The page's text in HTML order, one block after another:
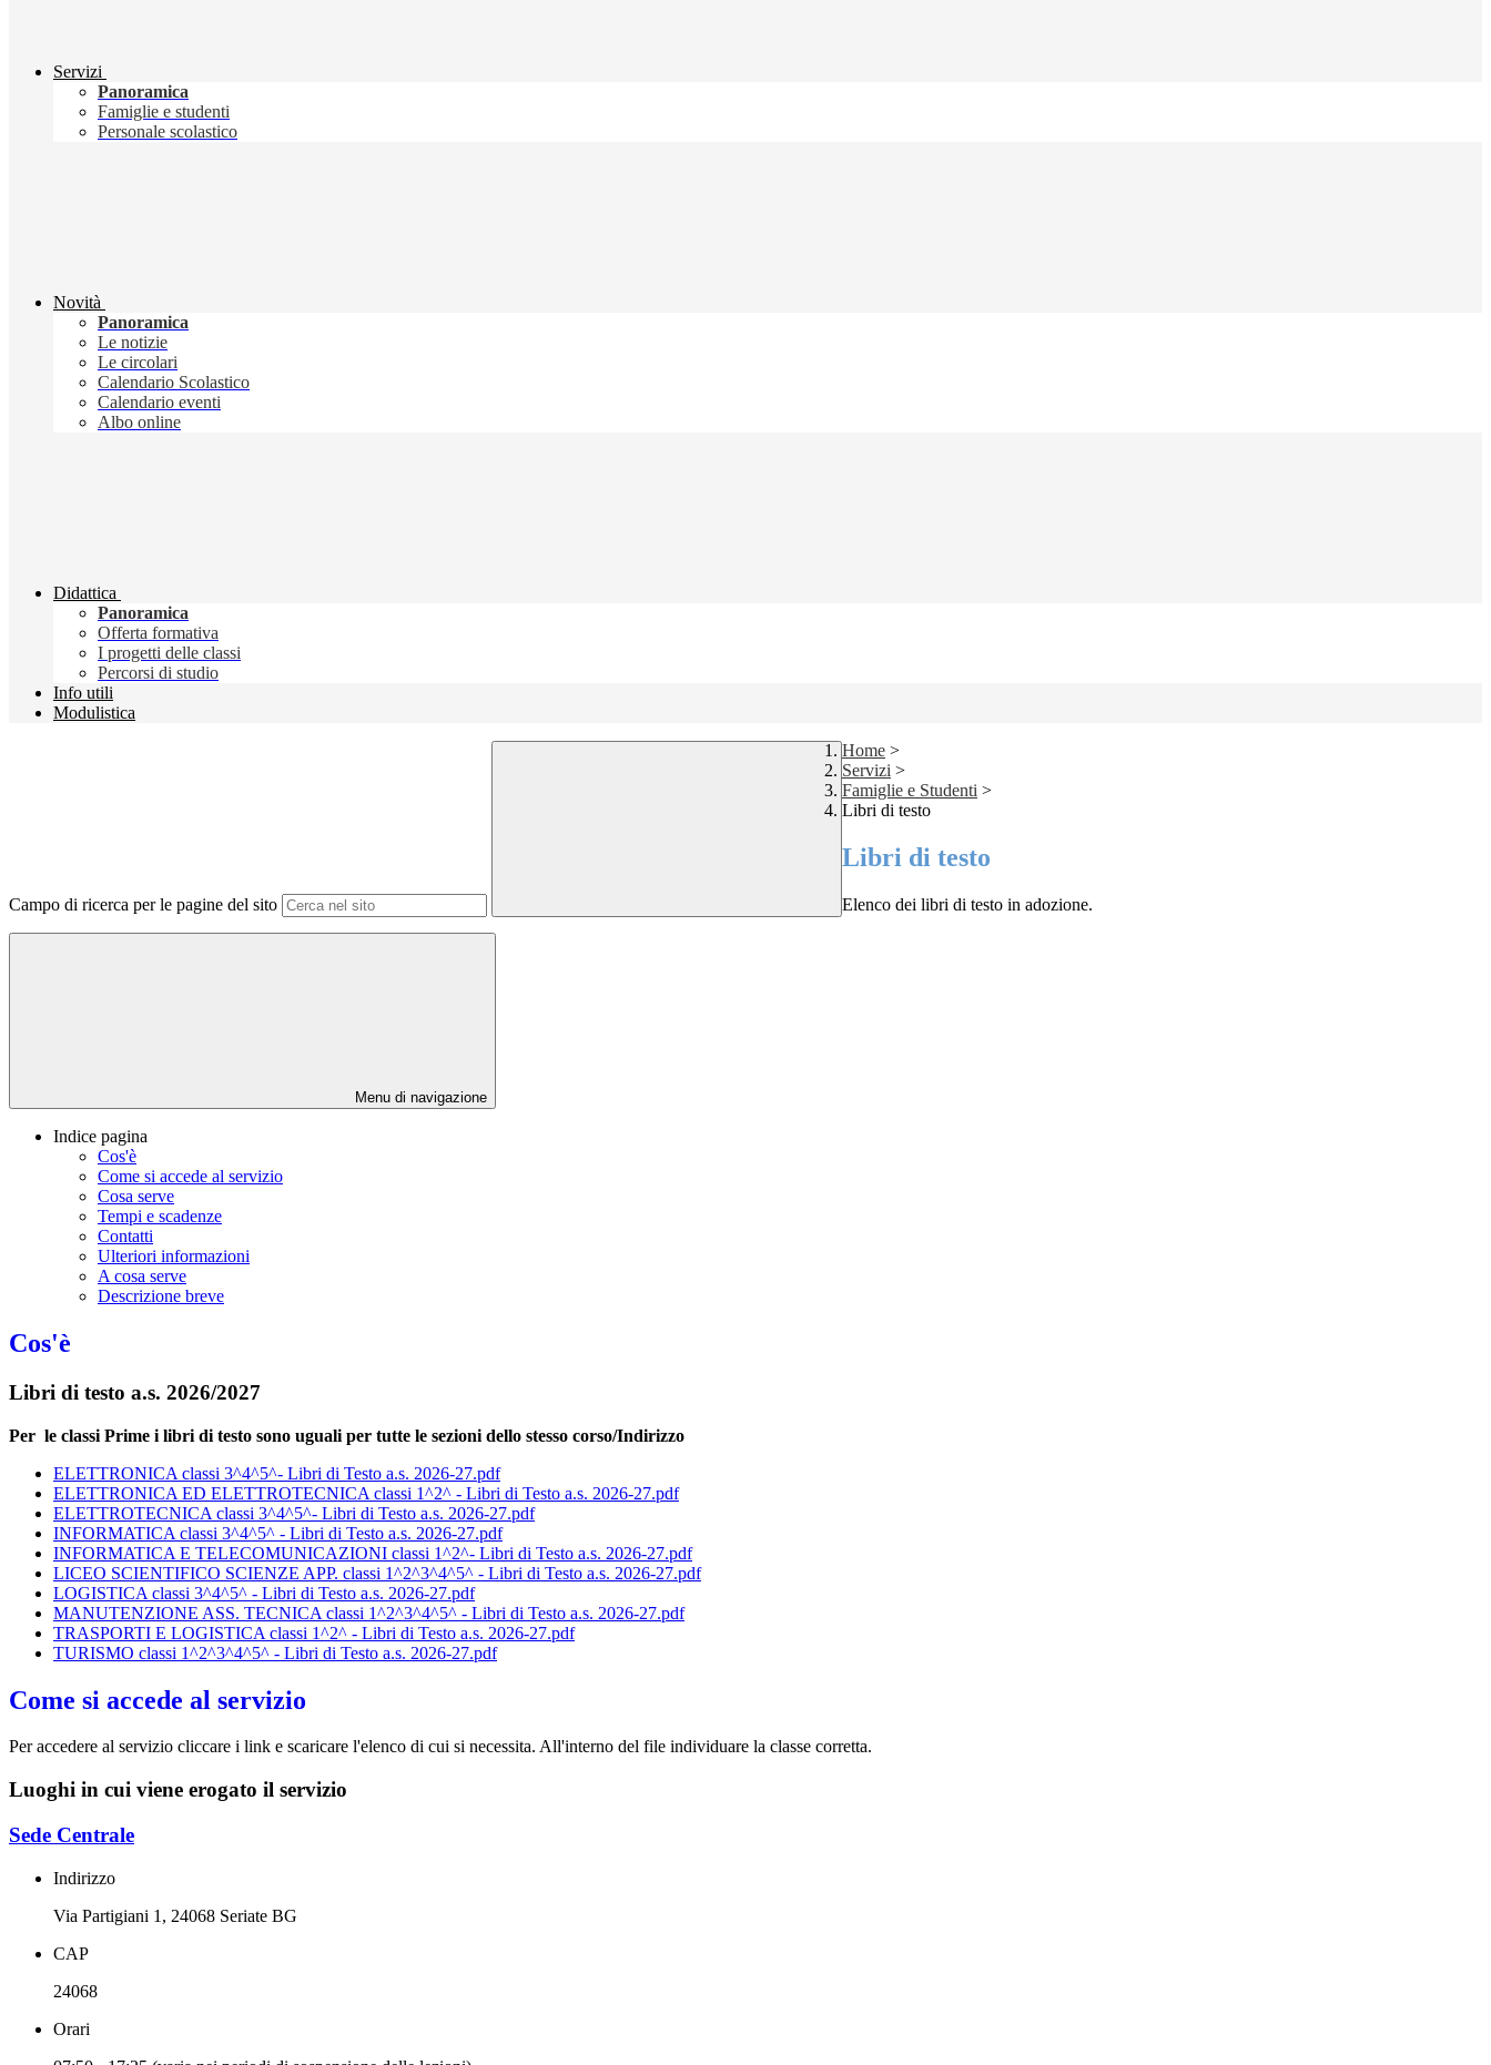
Servizi
Panoramica
Famiglie e studenti
Personale scolastico
Novità
Panoramica
Le notizie
Le circolari
Calendario Scolastico
Calendario eventi
Albo online
Didattica
Panoramica
Offerta formativa
I progetti delle classi
Percorsi di studio
Info utili
Modulistica
Campo di ricerca per le pagine del sito
Home >
Servizi >
Famiglie e Studenti >
Libri di testo
Libri di testo
Elenco dei libri di testo in adozione.
Menu di navigazione
Indice pagina
Cos'è
Come si accede al servizio
Cosa serve
Tempi e scadenze
Contatti
Ulteriori informazioni
A cosa serve
Descrizione breve
Cos'è
Libri di testo a.s. 2026/2027
Per le classi Prime i libri di testo sono uguali per tutte le sezioni dello stesso corso/Indirizzo
ELETTRONICA classi 3^4^5^- Libri di Testo a.s. 2026-27.pdf
ELETTRONICA ED ELETTROTECNICA classi 1^2^ - Libri di Testo a.s. 2026-27.pdf
ELETTROTECNICA classi 3^4^5^- Libri di Testo a.s. 2026-27.pdf
INFORMATICA classi 3^4^5^ - Libri di Testo a.s. 2026-27.pdf
INFORMATICA E TELECOMUNICAZIONI classi 1^2^- Libri di Testo a.s. 2026-27.pdf
LICEO SCIENTIFICO SCIENZE APP. classi 1^2^3^4^5^ - Libri di Testo a.s. 2026-27.pdf
LOGISTICA classi 3^4^5^ - Libri di Testo a.s. 2026-27.pdf
MANUTENZIONE ASS. TECNICA classi 1^2^3^4^5^ - Libri di Testo a.s. 2026-27.pdf
TRASPORTI E LOGISTICA classi 1^2^ - Libri di Testo a.s. 2026-27.pdf
TURISMO classi 1^2^3^4^5^ - Libri di Testo a.s. 2026-27.pdf
Come si accede al servizio
Per accedere al servizio cliccare i link e scaricare l'elenco di cui si necessita. All'interno del file individuare la classe corretta.
Luoghi in cui viene erogato il servizio
Sede Centrale
Indirizzo
Via Partigiani 1, 24068 Seriate BG
CAP
24068
Orari